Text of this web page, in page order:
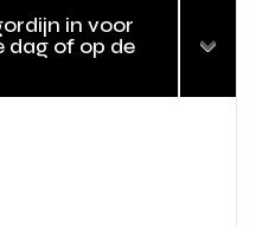
in voor
dag of op de